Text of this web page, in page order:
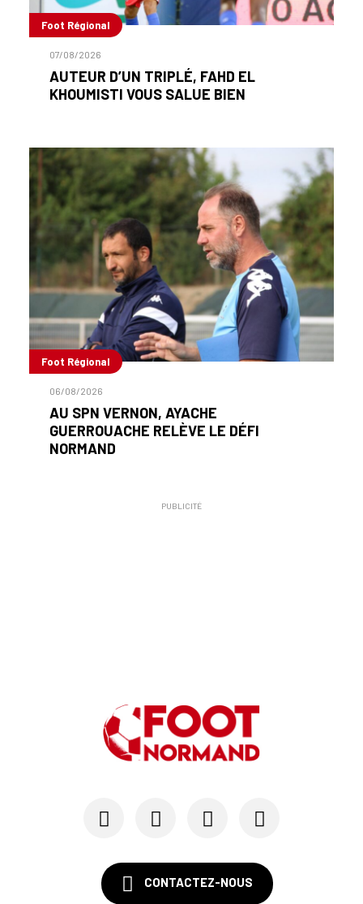
Foot Régional
07/08/2026
AUTEUR D’UN TRIPLÉ, FAHD EL
KHOUMISTI VOUS SALUE BIEN
Foot Régional
06/08/2026
AU SPN VERNON, AYACHE
GUERROUACHE RELÈVE LE DÉFI
NORMAND
PUBLICITÉ
CONTACTEZ-NOUS